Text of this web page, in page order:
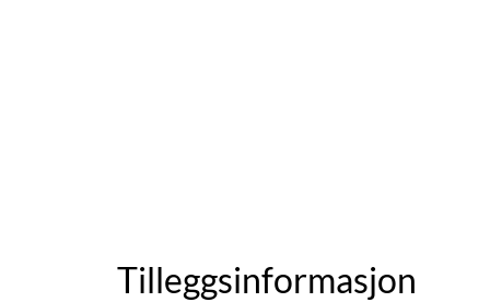
Tilleggsinformasjon